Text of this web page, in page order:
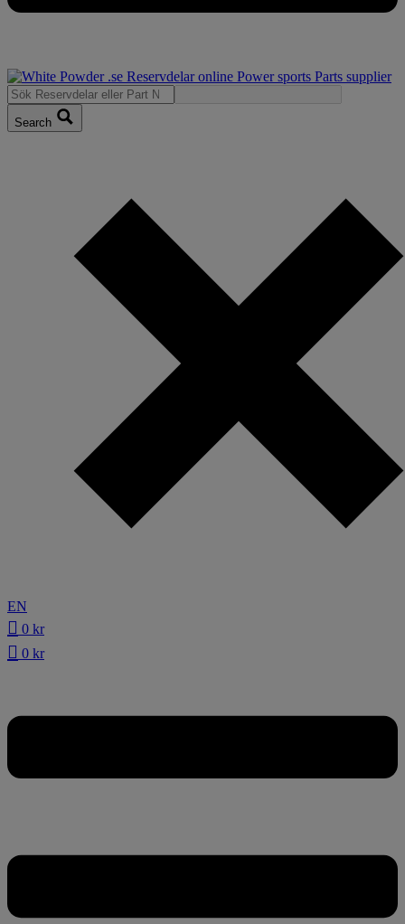
Search
EN
0 kr
0 kr